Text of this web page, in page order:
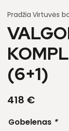
Pradžia Virtuvės
(6+1)
418 €
Gobelenas *